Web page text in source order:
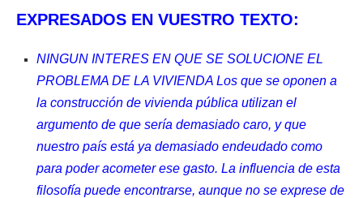
EXPRESADOS EN VUESTRO TEXTO:
NINGUN INTERES EN QUE SE SOLUCIONE EL
PROBLEMA DE LA VIVIENDA Los que se oponen a
la construcción de vivienda pública utilizan el
argumento de que sería demasiado caro, y que
nuestro país está ya demasiado endeudado como
para poder acometer ese gasto. La influencia de esta
filosofía puede encontrarse, aunque no se exprese de